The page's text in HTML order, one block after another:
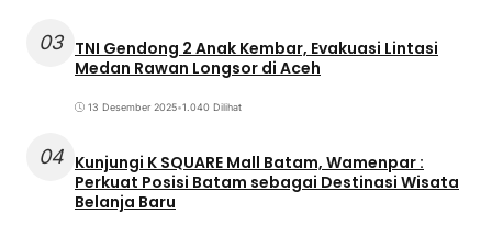
03 TNI Gendong 2 Anak Kembar, Evakuasi Lintasi
Medan Rawan Longsor di Aceh
13 Desember 2025•1.040 Dilihat
04 Kunjungi K SQUARE Mall Batam, Wamenpar :
Perkuat Posisi Batam sebagai Destinasi Wisata
Belanja Baru